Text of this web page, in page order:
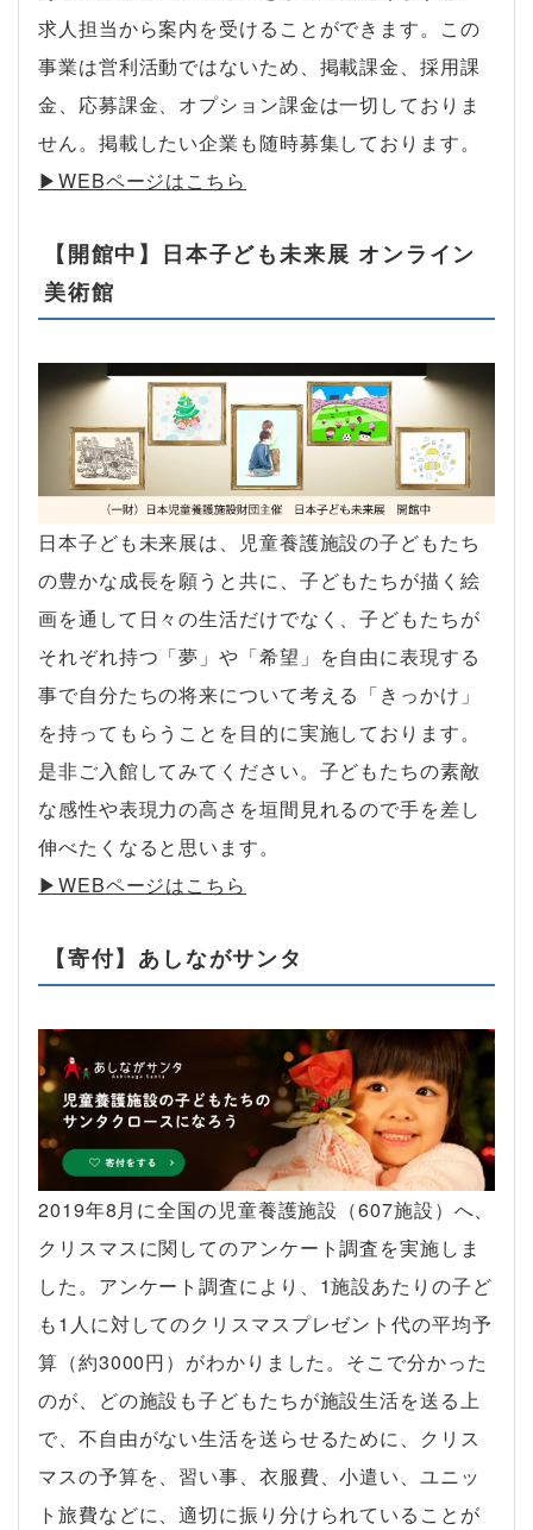
求人担当から案内を受けることができます。この
事業は営利活動ではないため、掲載課金、採用課
金、応募課金、オプション課金は一切しておりま
せん。掲載したい企業も随時募集しております。
▶︎WEBページはこちら
【開館中】日本子ども未来展 オンライン
美術館
日本子ども未来展は、児童養護施設の子どもたち
の豊かな成長を願うと共に、子どもたちが描く絵
画を通して日々の生活だけでなく、子どもたちが
それぞれ持つ「夢」や「希望」を自由に表現する
事で自分たちの将来について考える「きっかけ」
を持ってもらうことを目的に実施しております。
是非ご入館してみてください。子どもたちの素敵
な感性や表現力の高さを垣間見れるので手を差し
伸べたくなると思います。
▶︎WEBページはこちら
【寄付】あしながサンタ
2019年8月に全国の児童養護施設（607施設）へ、
クリスマスに関してのアンケート調査を実施しま
した。アンケート調査により、1施設あたりの子ど
も1人に対してのクリスマスプレゼント代の平均予
算（約3000円）がわかりました。そこで分かった
のが、どの施設も子どもたちが施設生活を送る上
で、不自由がない生活を送らせるために、クリス
マスの予算を、習い事、衣服費、小遣い、ユニッ
ト旅費などに、適切に振り分けられていることが